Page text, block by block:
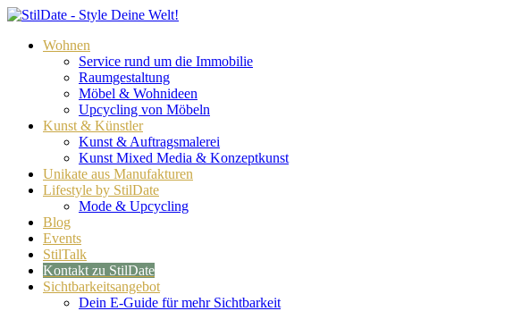
Wohnen
Service rund um die Immobilie
Raumgestaltung
Möbel & Wohnideen
Upcycling von Möbeln
Kunst & Künstler
Kunst & Auftragsmalerei
Kunst Mixed Media & Konzeptkunst
Unikate aus Manufakturen
Lifestyle by StilDate
Mode & Upcycling
Blog
Events
StilTalk
Kontakt zu StilDate
Sichtbarkeitsangebot
Dein E-Guide für mehr Sichtbarkeit